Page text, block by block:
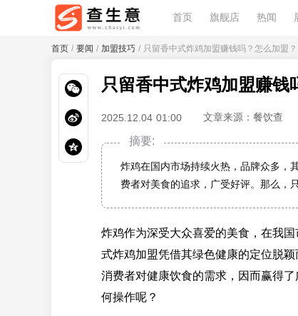
首页 旗舰店 热闻
首页 / 要闻 / 加盟技巧 / 只留香中式炸鸡加盟赚钱吗？怎么加盟？
只留香中式炸鸡加盟赚钱
2025.12.04 01:00 文章来源：餐饮查
摘要:
炸鸡在国内市场持续火热，品牌众多，
费者对美食的追求，广受好评。那么，
炸鸡作为深受大众喜爱的美食，在我
式炸鸡加盟凭借其绿色健康的定位脱
消费者对健康饮食的需求，因而赢得
何操作呢？